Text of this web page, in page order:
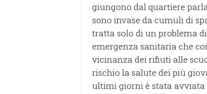
giungono dal quartiere
sono invase da cumuli di
tratta solo di un problema
emergenza sanitaria che
vicinanza dei rifiuti alle
rischio la salute dei più
ultimi giorni è stata avviata